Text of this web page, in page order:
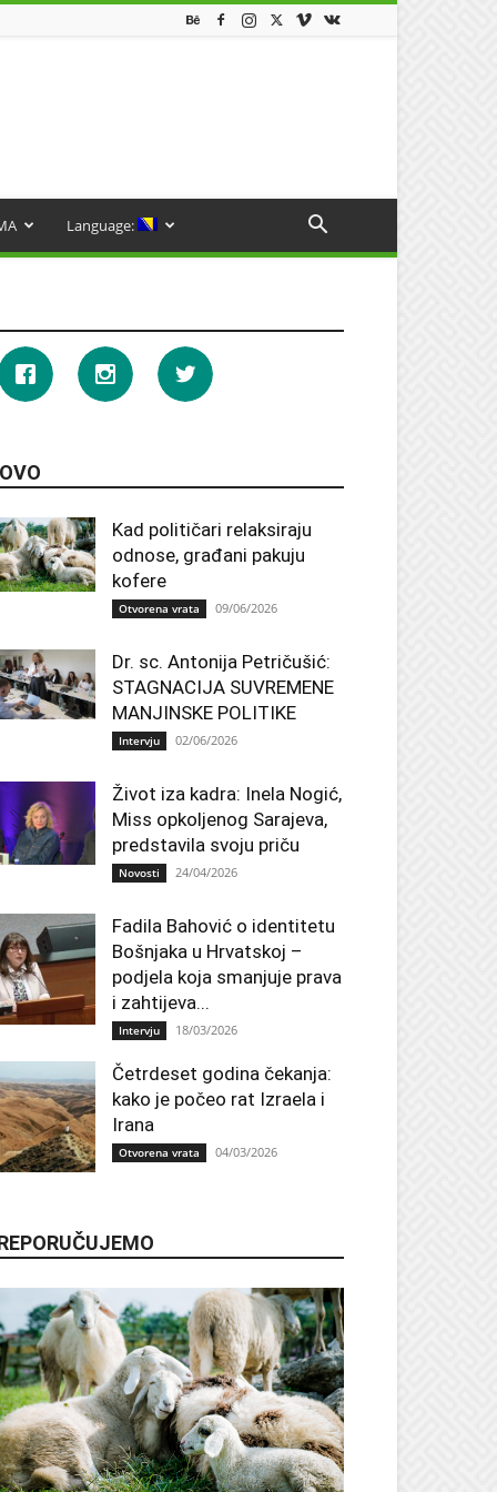
Language:
Kad političari relaksiraju
odnose, građani pakuju
kofere
Otvorena vrata 09/06/2026
Dr. sc. Antonija Petričušić:
STAGNACIJA SUVREMENE
MANJINSKE POLITIKE
Intervju 02/06/2026
Život iza kadra: Inela Nogić,
Miss opkoljenog Sarajeva,
predstavila svoju priču
Novosti 24/04/2026
Fadila Bahović o identitetu
Bošnjaka u Hrvatskoj –
podjela koja smanjuje prava
i zahtijeva...
Intervju 18/03/2026
Četrdeset godina čekanja:
kako je počeo rat Izraela i
Irana
Otvorena vrata 04/03/2026